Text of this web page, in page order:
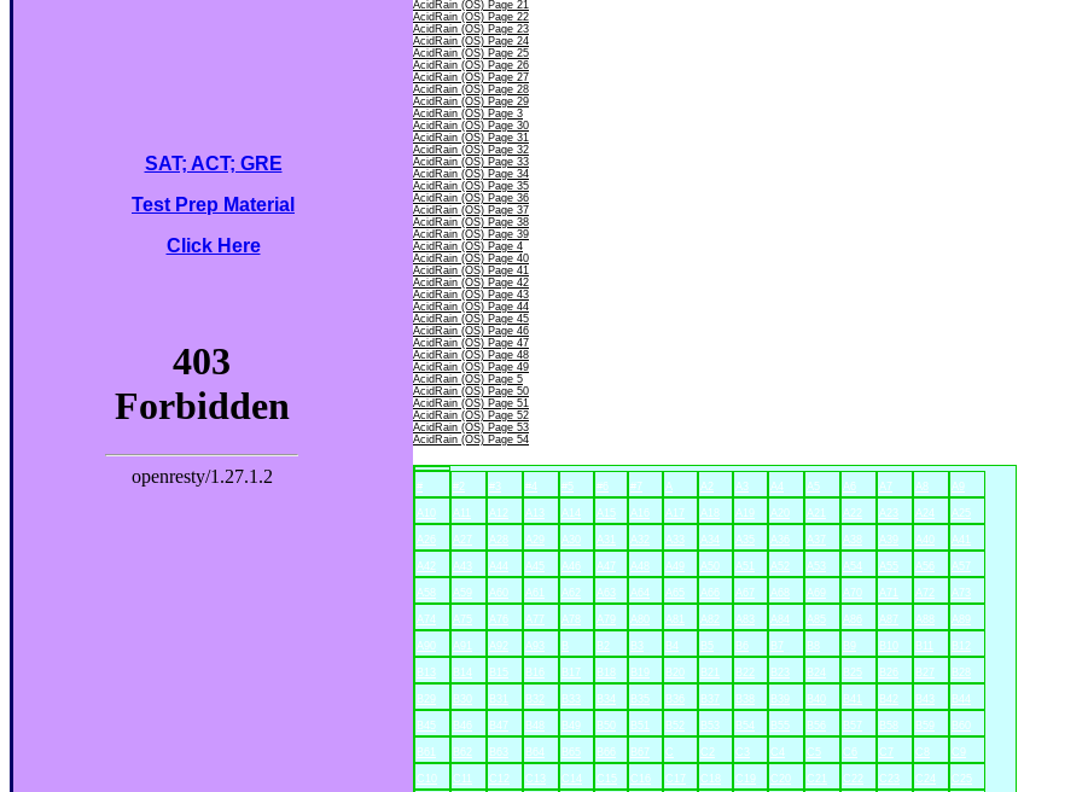
SAT; ACT; GRE
Test Prep Material
Click Here
AcidRain (OS) Page 21
AcidRain (OS) Page 22
AcidRain (OS) Page 23
AcidRain (OS) Page 24
AcidRain (OS) Page 25
AcidRain (OS) Page 26
AcidRain (OS) Page 27
AcidRain (OS) Page 28
AcidRain (OS) Page 29
AcidRain (OS) Page 3
AcidRain (OS) Page 30
AcidRain (OS) Page 31
AcidRain (OS) Page 32
AcidRain (OS) Page 33
AcidRain (OS) Page 34
AcidRain (OS) Page 35
AcidRain (OS) Page 36
AcidRain (OS) Page 37
AcidRain (OS) Page 38
AcidRain (OS) Page 39
AcidRain (OS) Page 4
AcidRain (OS) Page 40
AcidRain (OS) Page 41
AcidRain (OS) Page 42
AcidRain (OS) Page 43
AcidRain (OS) Page 44
AcidRain (OS) Page 45
AcidRain (OS) Page 46
AcidRain (OS) Page 47
AcidRain (OS) Page 48
AcidRain (OS) Page 49
AcidRain (OS) Page 5
AcidRain (OS) Page 50
AcidRain (OS) Page 51
AcidRain (OS) Page 52
AcidRain (OS) Page 53
AcidRain (OS) Page 54
# #2 #3 #4 #5 #6 #7 A A2 A3 A4 A5 A6 A7 A8 A9
A10 A11 A12 A13 A14 A15 A16 A17 A18 A19 A20 A21 A22 A23 A24 A25
A26 A27 A28 A29 A30 A31 A32 A33 A34 A35 A36 A37 A38 A39 A40 A41
A42 A43 A44 A45 A46 A47 A48 A49 A50 A51 A52 A53 A54 A55 A56 A57
A58 A59 A60 A61 A62 A63 A64 A65 A66 A67 A68 A69 A70 A71 A72 A73
A74 A75 A76 A77 A78 A79 A80 A81 A82 A83 A84 A85 A86 A87 A88 A89
A90 A91 A92 A93 B B2 B3 B4 B5 B6 B7 B8 B9 B10 B11 B12
B13 B14 B15 B16 B17 B18 B19 B20 B21 B22 B23 B24 B25 B26 B27 B28
B29 B30 B31 B32 B33 B34 B35 B36 B37 B38 B39 B40 B41 B42 B43 B44
B45 B46 B47 B48 B49 B50 B51 B52 B53 B54 B55 B56 B57 B58 B59 B60
B61 B62 B63 B64 B65 B66 B67 C C2 C3 C4 C5 C6 C7 C8 C9
C10 C11 C12 C13 C14 C15 C16 C17 C18 C19 C20 C21 C22 C23 C24 C25